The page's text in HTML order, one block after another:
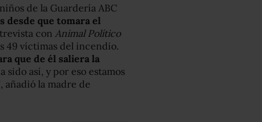
de la Guardería ABC
desde que tomara el
con Animal Político
49 víctimas del incendio.
que de él saliera la
sido así, y por eso estamos
, añadió la madre de